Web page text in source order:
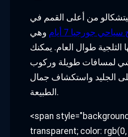
من أعلى القمم في
جورجيا 7 أيام
وهي
الثلجية طوال العام. يمكنك
لمسافات طويلة وركوب
الجليد واستكشاف جمال
الطبيعة.
<span
transparent; color: rgb(0,